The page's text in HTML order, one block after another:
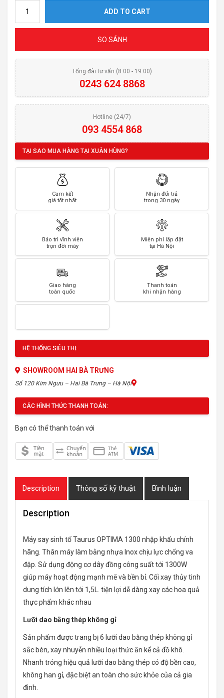
ADD TO CART
SO SÁNH
Tổng đài tư vấn (8:00 - 19:00)
0243 624 8868
Hotline (24/7)
093 4554 868
TẠI SAO MUA HÀNG TẠI XUÂN HÙNG?
Cam kết
giá tốt nhất
Nhận đổi trả
trong 30 ngày
Bảo trì vĩnh viễn
trọn đời máy
Miễn phí lắp đặt
tại Hà Nội
Giao hàng
toàn quốc
Thanh toán
khi nhận hàng
HỆ THỐNG SIÊU THỊ:
SHOWROOM HAI BÀ TRƯNG
Số 120 Kim Ngưu – Hai Bà Trưng – Hà Nội
CÁC HÌNH THỨC THANH TOÁN:
Bạn có thể thanh toán với
Description Thông số kỹ thuật Bình luận
Description
Máy say sinh tố Taurus OPTIMA 1300 nhập khẩu chính
hãng. Thân máy làm bằng nhựa Inox chịu lực chống va
đập. Sử dụng động cơ dây đồng công suất tới 1300W
giúp máy hoạt động mạnh mẽ và bền bỉ. Cối xay thủy tinh
dung tích lớn lên tới 1,5L. tiện lợi dễ dàng xay các hoa quả
thực phẩm khác nhau
Lưỡi dao bằng thép không gỉ
Sản phẩm được trang bị 6 lưỡi dao bằng thép không gỉ
sắc bén, xay nhuyễn nhiều loại thức ăn kể cả đồ khô.
Nhanh tróng hiệu quả lưỡi dao bằng thép có độ bền cao,
không han gỉ, đặc biệt an toàn cho sức khỏe của cả gia
đình.